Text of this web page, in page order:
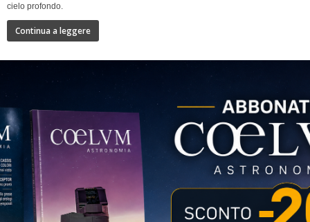
cielo profondo.
Continua a leggere